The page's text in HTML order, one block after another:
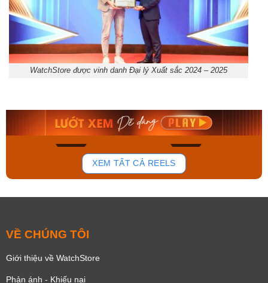
WatchStore được vinh danh Đại lý Xuất sắc 2024 – 2025
136
Mua ngay Mua ngay
XEM TẤT CẢ REELS
VỀ CHÚNG TÔI
Giới thiệu về WatchStore
Phản ánh - Khiếu nại